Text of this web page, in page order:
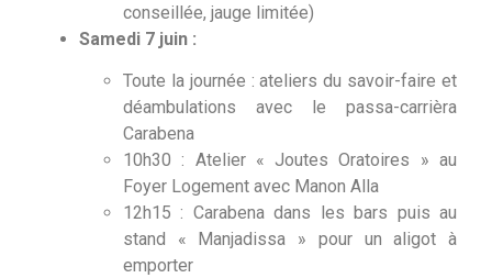
conseillée, jauge limitée)
Samedi 7 juin :
Toute la journée : ateliers du savoir-faire et
déambulations avec le passa-carrièra
Carabena
10h30 : Atelier « Joutes Oratoires » au
Foyer Logement avec Manon Alla
12h15 : Carabena dans les bars puis au
stand « Manjadissa » pour un aligot à
emporter